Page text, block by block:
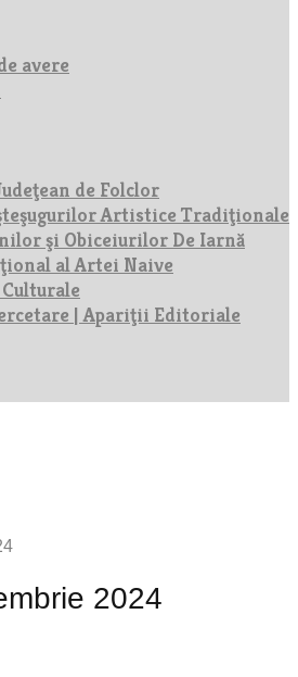
avere
de Folclor
Artistice Tradiţionale
şi Obiceiurilor De Iarnă
al Artei Naive
| Apariţii Editoriale
2024